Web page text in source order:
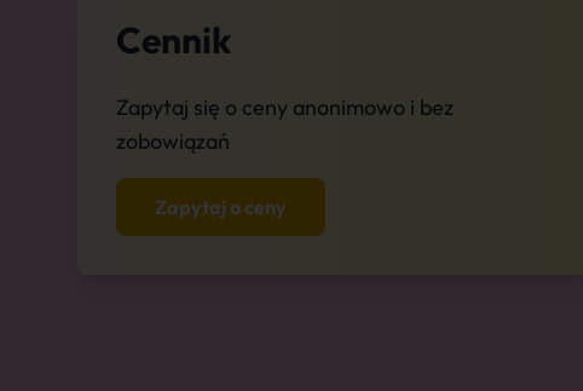
Cennik
Zapytaj się o ceny anonimowo i bez
zobowiązań
Zapytaj o ceny